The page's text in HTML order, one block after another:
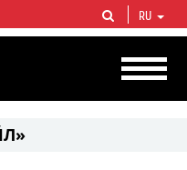
интегрированных
приходится более 2%
запасов углеводородов.
RU